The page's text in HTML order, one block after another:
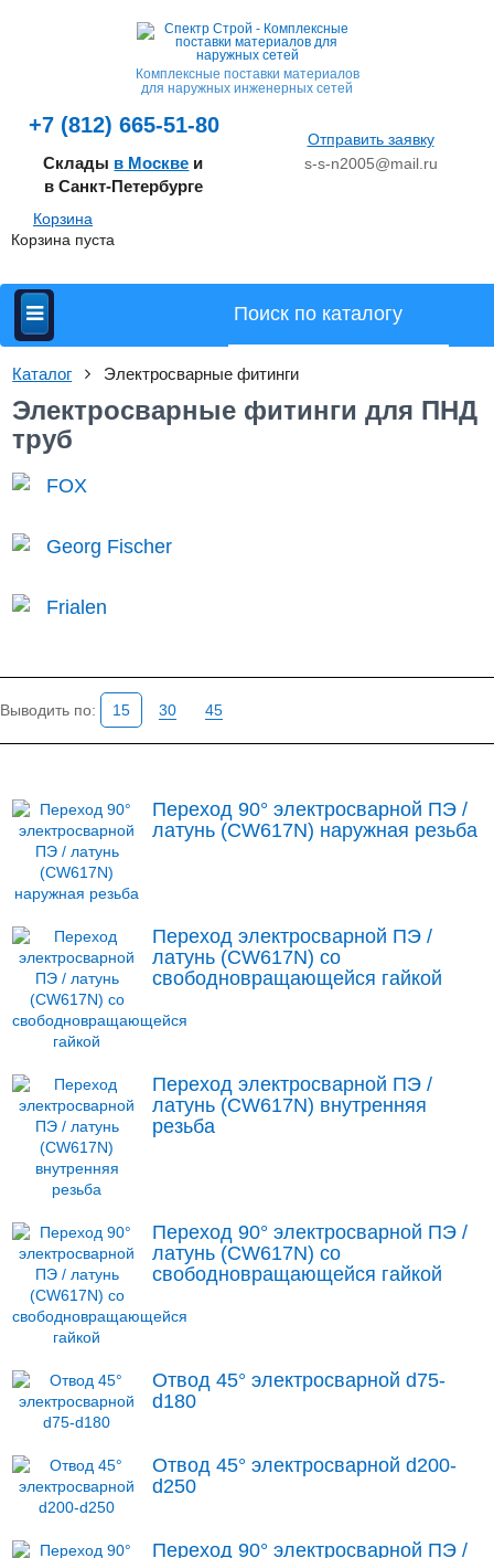
Комплексные поставки материалов
для наружных инженерных сетей
+7 (812) 665-51-80
Склады в Москве и
в Санкт-Петербурге
Отправить заявку
s-s-n2005@mail.ru
Корзина
Корзина пуста
Каталог Электросварные фитинги
Электросварные фитинги для ПНД
труб
FOX
Georg Fischer
Frialen
Выводить по: 15 30 45
Переход 90° электросварной ПЭ /
латунь (CW617N) наружная резьба
Переход электросварной ПЭ /
латунь (CW617N) со
свободновращающейся гайкой
Переход электросварной ПЭ /
латунь (CW617N) внутренняя
резьба
Переход 90° электросварной ПЭ /
латунь (CW617N) со
свободновращающейся гайкой
Отвод 45° электросварной d75-
d180
Отвод 45° электросварной d200-
d250
Переход 90° электросварной ПЭ /